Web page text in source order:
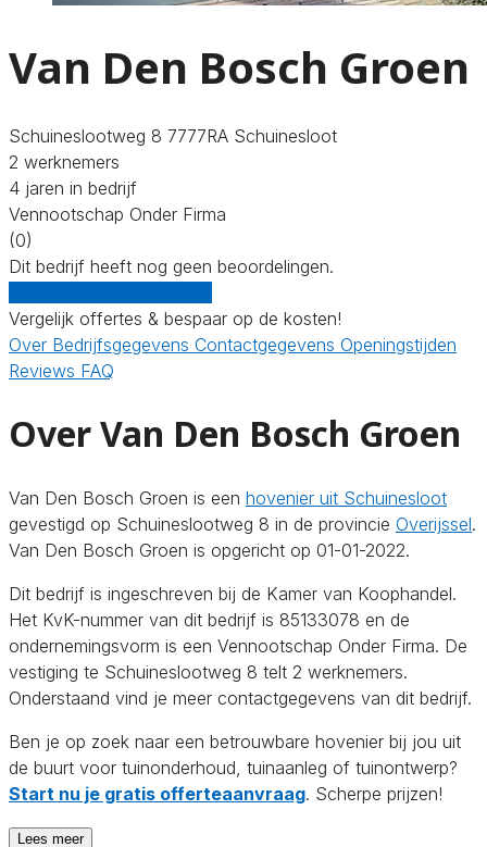
Van Den Bosch Groen
Schuineslootweg 8 7777RA Schuinesloot
2 werknemers
4 jaren in bedrijf
Vennootschap Onder Firma
(0)
Dit bedrijf heeft nog geen beoordelingen.
Vergelijk offertes & bespaar op de kosten!
Over Bedrijfsgegevens Contactgegevens Openingstijden
Reviews FAQ
Over Van Den Bosch Groen
Van Den Bosch Groen is een hovenier uit Schuinesloot
gevestigd op Schuineslootweg 8 in de provincie Overijssel.
Van Den Bosch Groen is opgericht op 01-01-2022.
Dit bedrijf is ingeschreven bij de Kamer van Koophandel.
Het KvK-nummer van dit bedrijf is 85133078 en de
ondernemingsvorm is een Vennootschap Onder Firma. De
vestiging te Schuineslootweg 8 telt 2 werknemers.
Onderstaand vind je meer contactgegevens van dit bedrijf.
Ben je op zoek naar een betrouwbare hovenier bij jou uit
de buurt voor tuinonderhoud, tuinaanleg of tuinontwerp?
Start nu je gratis offerteaanvraag. Scherpe prijzen!
Lees meer